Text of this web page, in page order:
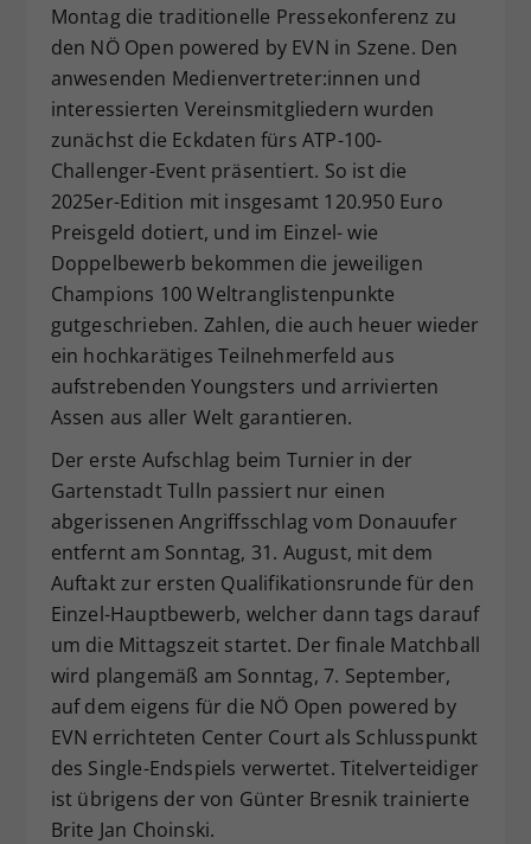
Montag die traditionelle Pressekonferenz zu
den NÖ Open powered by EVN in Szene. Den
anwesenden Medienvertreter:innen und
interessierten Vereinsmitgliedern wurden
zunächst die Eckdaten fürs ATP-100-
Challenger-Event präsentiert. So ist die
2025er-Edition mit insgesamt 120.950 Euro
Preisgeld dotiert, und im Einzel- wie
Doppelbewerb bekommen die jeweiligen
Champions 100 Weltranglistenpunkte
gutgeschrieben. Zahlen, die auch heuer wieder
ein hochkarätiges Teilnehmerfeld aus
aufstrebenden Youngsters und arrivierten
Assen aus aller Welt garantieren.
Der erste Aufschlag beim Turnier in der
Gartenstadt Tulln passiert nur einen
abgerissenen Angriffsschlag vom Donauufer
entfernt am Sonntag, 31. August, mit dem
Auftakt zur ersten Qualifikationsrunde für den
Einzel-Hauptbewerb, welcher dann tags darauf
um die Mittagszeit startet. Der finale Matchball
wird plangemäß am Sonntag, 7. September,
auf dem eigens für die NÖ Open powered by
EVN errichteten Center Court als Schlusspunkt
des Single-Endspiels verwertet. Titelverteidiger
ist übrigens der von Günter Bresnik trainierte
Brite Jan Choinski.